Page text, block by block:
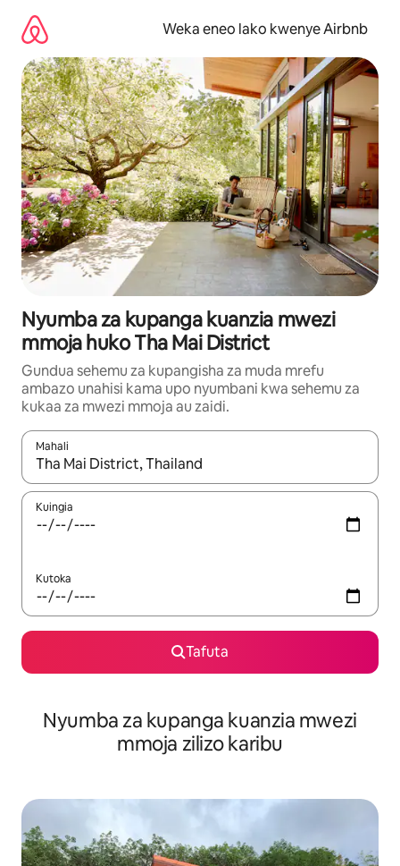
kwenda
kwenye
maudhui
Weka eneo lako kwenye Airbnb
Nyumba za kupanga kuanzia mwezi
mmoja huko Tha Mai District
Gundua sehemu za kupangisha za muda mrefu
ambazo unahisi kama upo nyumbani kwa sehemu za
kukaa za mwezi mmoja au zaidi.
Mahali
Wakati matokeo yanapatikana, vinjari kwa kutumia vitufe vya
Kuingia
Kutoka
Tafuta
Nyumba za kupanga kuanzia mwezi
mmoja zilizo karibu